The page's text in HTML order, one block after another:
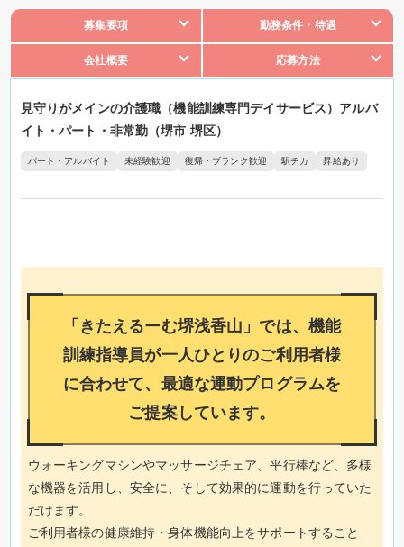
募集要項 勤務条件・待遇
会社概要 応募方法
見守りがメインの介護職（機能訓練専門デイサービス）アルバ
イト・パート・非常勤（堺市 堺区）
パート・アルバイト 未経験歓迎 復帰・ブランク歓迎 駅チカ 昇給あり
「きたえるーむ堺浅香山」では、機能
訓練指導員が一人ひとりのご利用者様
に合わせて、最適な運動プログラムを
ご提案しています。
ウォーキングマシンやマッサージチェア、平行棒など、多様
な機器を活用し、安全に、そして効果的に運動を行っていた
だけます。
ご利用者様の健康維持・身体機能向上をサポートすること